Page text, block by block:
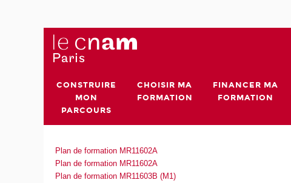
CONSTRUIRE
MON
PARCOURS
CHOISIR MA
FORMATION
FINANCER MA
FORMATION
Plan de formation MR11602A
Plan de formation MR11602A
Plan de formation MR11603B (M1)